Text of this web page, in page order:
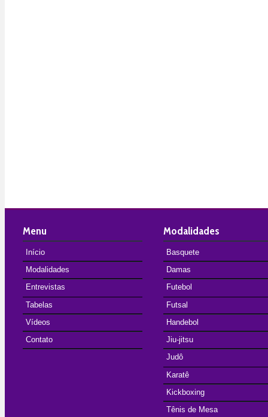
Menu
Início
Modalidades
Entrevistas
Tabelas
Vídeos
Contato
Modalidades
Basquete
Damas
Futebol
Futsal
Handebol
Jiu-jitsu
Judô
Karatê
Kickboxing
Tênis de Mesa